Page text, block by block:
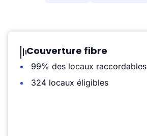
Couverture fibre
99% des locaux raccordables
324 locaux éligibles